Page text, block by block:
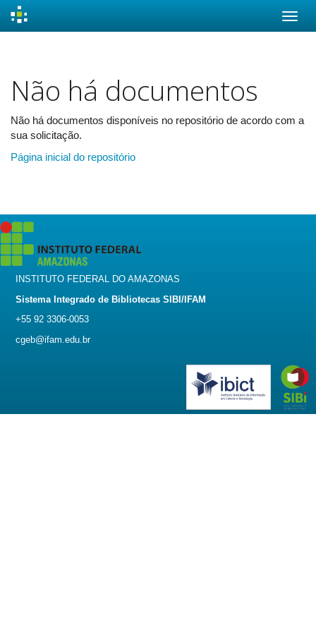
Não há documentos
Não há documentos disponíveis no repositório de acordo com a
sua solicitação.
Página inicial do repositório
INSTITUTO FEDERAL DO AMAZONAS
Sistema Integrado de Bibliotecas SIBI/IFAM
+55 92 3306-0053
cgeb@ifam.edu.br